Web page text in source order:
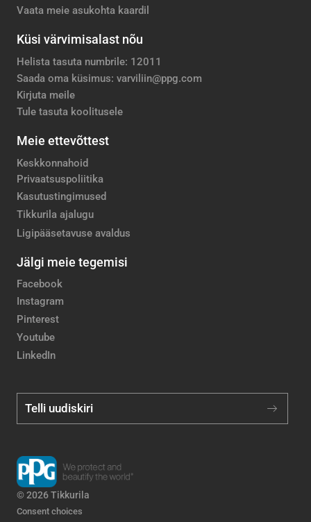
Vaata meie asukohta kaardil
Küsi värvimisalast nõu
Helista tasuta numbrile: 12011
Saada oma küsimus: varviliin@ppg.com
Kirjuta meile
Tule tasuta koolitusele
Meie ettevõttest
Keskkonnahoid
Privaatsuspoliitika
Kasutustingimused
Tikkurila ajalugu
Ligipääsetavuse avaldus
Jälgi meie tegemisi
Facebook
Instagram
Pinterest
Youtube
LinkedIn
Telli uudiskiri
© 2026 Tikkurila
Consent choices